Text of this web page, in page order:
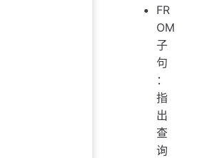
FR
OM
子
句
：
指
出
查
询